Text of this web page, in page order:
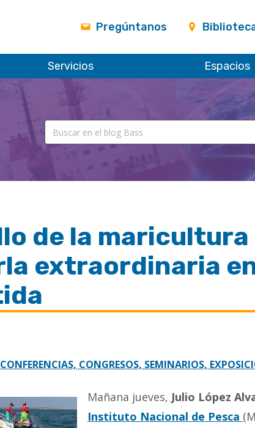
Pregúntanos
Servicios Espacios
de la maricultura
extraordinaria
CONFERENCIAS, CONGRESOS, SEMINARIOS,
Mañana jueves, Julio López
Instituto Nacional de Pesca